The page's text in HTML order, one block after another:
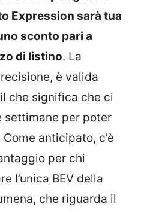
Expression sarà tua
sconto pari a
di listino. La
è valida
che significa che ci
settimane per poter
anticipato, c’è
per chi
l’unica BEV della
che riguarda il